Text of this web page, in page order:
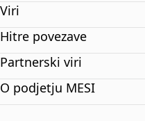
Viri
Hitre povezave
Partnerski viri
O podjetju MESI